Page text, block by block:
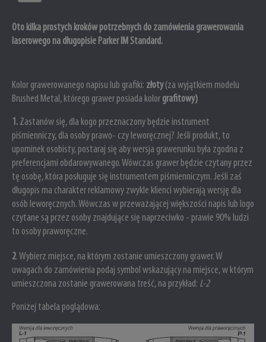
Oto kilka prostych kroków potrzebnych do zamówienia grawerowania
laserowego na długopisie Parker IM Standard.
Kolor grawerowanego napisu lub grafiki: złoty(za wyjątkiem modelu
Brushed Metal, którego grawer posiada kolor grafitowy)
1. Zastanów się, dla kogo przeznaczony będzie instrument
piśmienniczy, dla osoby prawo- czy leworęcznej? Jeśli produkt, to
upominek osobisty, postaraj się aby wersja grawerunku była zgodna z
preferencjami obdarowywanego. Wówczas grawer będzie czytany przez
tę osobę, która posługuje się instrumentem piśmienniczym. Jeśli zaś
długopis ma charakter reklamowy zwykle klienci wybierają wersję dla
osób leworęcznych. Wówczas w przeważającej większości napis lub logo
czytane są przez osoby znajdujące się naprzeciwko - prawie 90% ludzi
to osoby praworęczne.
2. Wybierz miejsce, na którym zostanie umieszczony grawer.W
uwagach do zamówienia podaj symbol wskazujący na miejsce, w którym
umieszczona zostanie grawerowana treść, na przykład: L-2
Poniżej tabela poglądowa: